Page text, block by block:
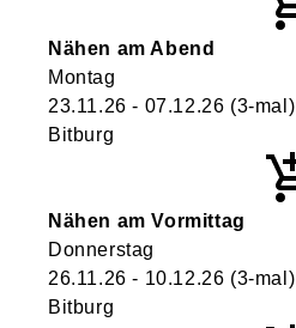
Nähen am Abend
Montag
23.11.26 - 07.12.26 (3-mal)
Bitburg
Nähen am Vormittag
Donnerstag
26.11.26 - 10.12.26 (3-mal)
Bitburg